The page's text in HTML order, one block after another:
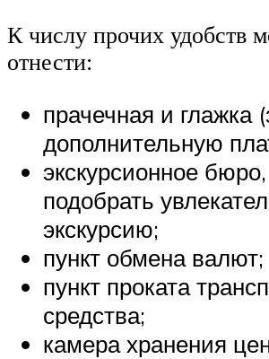
К числу прочих удобств
отнести:
прачечная и глажка
дополнительную
экскурсионное
подобрать
экскурсию;
пункт обмена валют;
пункт проката
средства;
камера хранения